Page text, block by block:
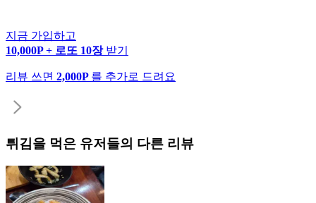
지금 가입하고
10,000P + 로또 10장 받기
리뷰 쓰면 2,000P 를 추가로 드려요
튀김을 먹은 유저들의 다른 리뷰